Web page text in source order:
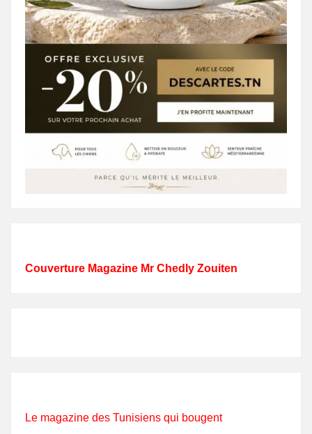
Couverture Magazine Mr Chedly Zouiten
Le magazine des Tunisiens qui bougent